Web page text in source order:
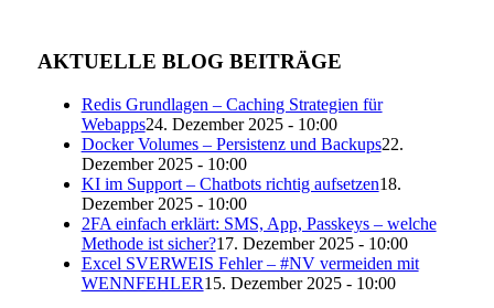
AKTUELLE BLOG BEITRÄGE
Redis Grundlagen – Caching Strategien für
Webapps24. Dezember 2025 - 10:00
Docker Volumes – Persistenz und Backups22.
Dezember 2025 - 10:00
KI im Support – Chatbots richtig aufsetzen18.
Dezember 2025 - 10:00
2FA einfach erklärt: SMS, App, Passkeys – welche
Methode ist sicher?17. Dezember 2025 - 10:00
Excel SVERWEIS Fehler – #NV vermeiden mit
WENNFEHLER15. Dezember 2025 - 10:00